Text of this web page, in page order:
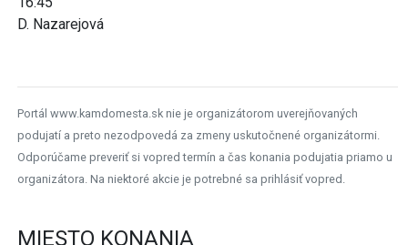
D. Nazarejová
Portál www.kamdomesta.sk nie je organizátorom uverejňovaných
podujatí a preto nezodpovedá za zmeny uskutočnené organizátormi.
Odporúčame preveriť si vopred termín a čas konania podujatia priamo u
organizátora. Na niektoré akcie je potrebné sa prihlásiť vopred.
MIESTO KONANIA